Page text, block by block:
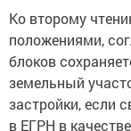
Ко второму
положениями,
блоков
земельный
застройки, если
в ЕГРН в